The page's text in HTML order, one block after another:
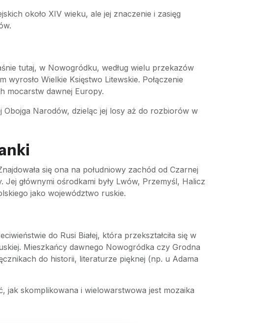
około XIV wieku, ale jej znaczenie i zasięg
tutaj, w Nowogródku, według wielu przekazów
Wielkie Księstwo Litewskie. Połączenie
mocarstw dawnej Europy.
Obojga Narodów, dzieląc jej losy aż do rozbiorów w
się ona na południowy zachód od Czarnej
głównymi ośrodkami były Lwów, Przemyśl, Halicz
jako województwo ruskie.
do Rusi Białej, która przekształciła się w
Mieszkańcy dawnego Nowogródka czy Grodna
do historii, literaturze pięknej (np. u Adama
jak skomplikowana i wielowarstwowa jest mozaika